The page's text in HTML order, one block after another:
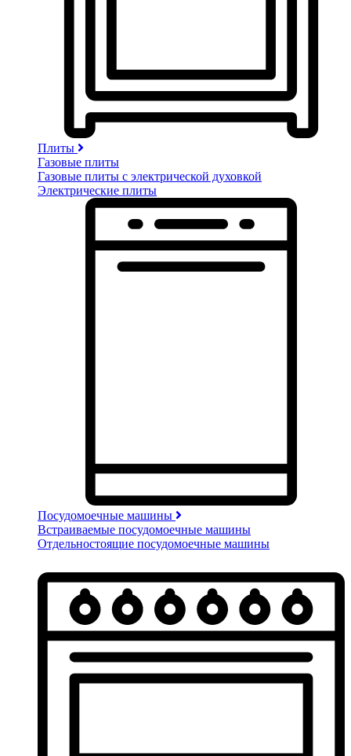
Плиты
Газовые плиты
Газовые плиты с электрической духовкой
Электрические плиты
Посудомоечные машины
Встраиваемые посудомоечные машины
Отдельностоящие посудомоечные машины